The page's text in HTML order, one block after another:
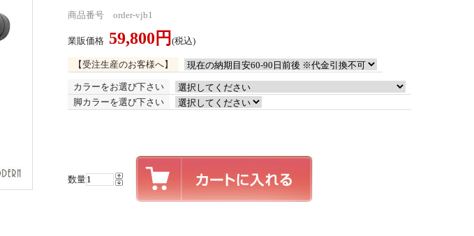
商品番号 order-vjb1
業販価格 59,800円 (税込)
【受注生産のお客様へ】
カラーをお選び下さい
脚カラーを選び下さい
数量